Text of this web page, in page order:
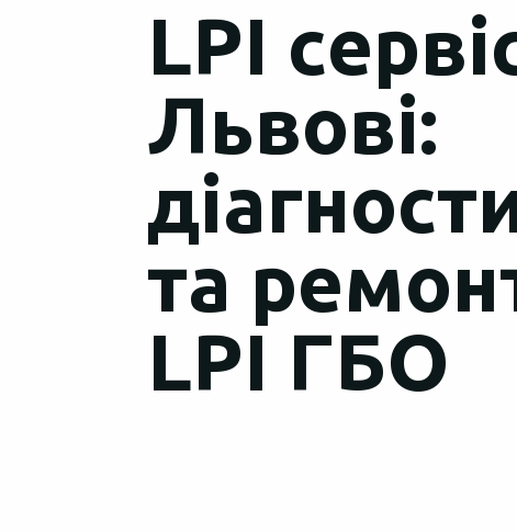
LPI
Львові:
та
LPI ГБО